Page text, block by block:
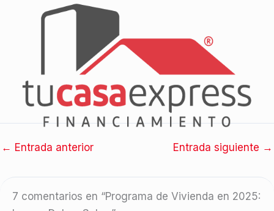
← Entrada anterior Entrada siguiente →
7 comentarios en “Programa de Vivienda en 2025: